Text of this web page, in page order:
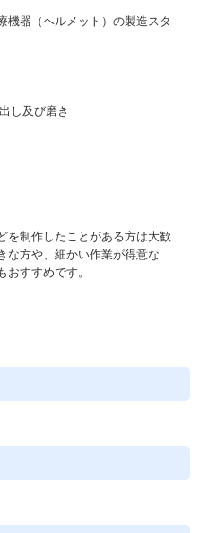
機器（ヘルメット）の製造スタ
し及び磨き
を制作したことがある方は大歓
な方や、細かい作業が得意な
すすめです。